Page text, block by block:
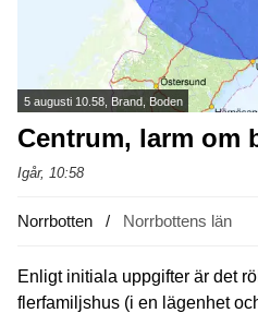
5 augusti 10.58, Brand, Boden
Centrum, larm om
Igår, 10:58
Norrbotten Norrbottens län
Enligt initiala uppgifter är det
flerfamiljshus (i en lägenhet